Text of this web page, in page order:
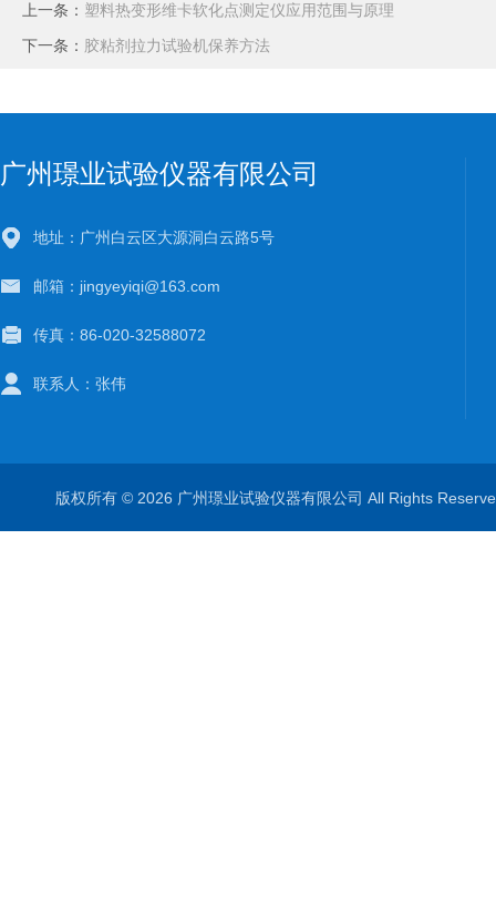
上一条： 塑料热变形维卡软化点测定仪应用范围与原理
下一条： 胶粘剂拉力试验机保养方法
广州璟业试验仪器有限公司
地址：广州白云区大源洞白云路5号
邮箱：jingyeyiqi@163.com
传真：86-020-32588072
联系人：张伟
版权所有 © 2026 广州璟业试验仪器有限公司 All Rights